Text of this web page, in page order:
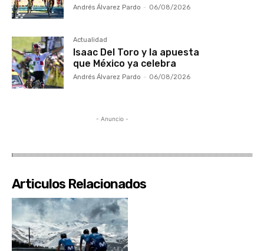
Andrés Álvarez Pardo - 06/08/2026
Actualidad
Isaac Del Toro y la apuesta
que México ya celebra
Andrés Álvarez Pardo - 06/08/2026
- Anuncio -
Articulos Relacionados